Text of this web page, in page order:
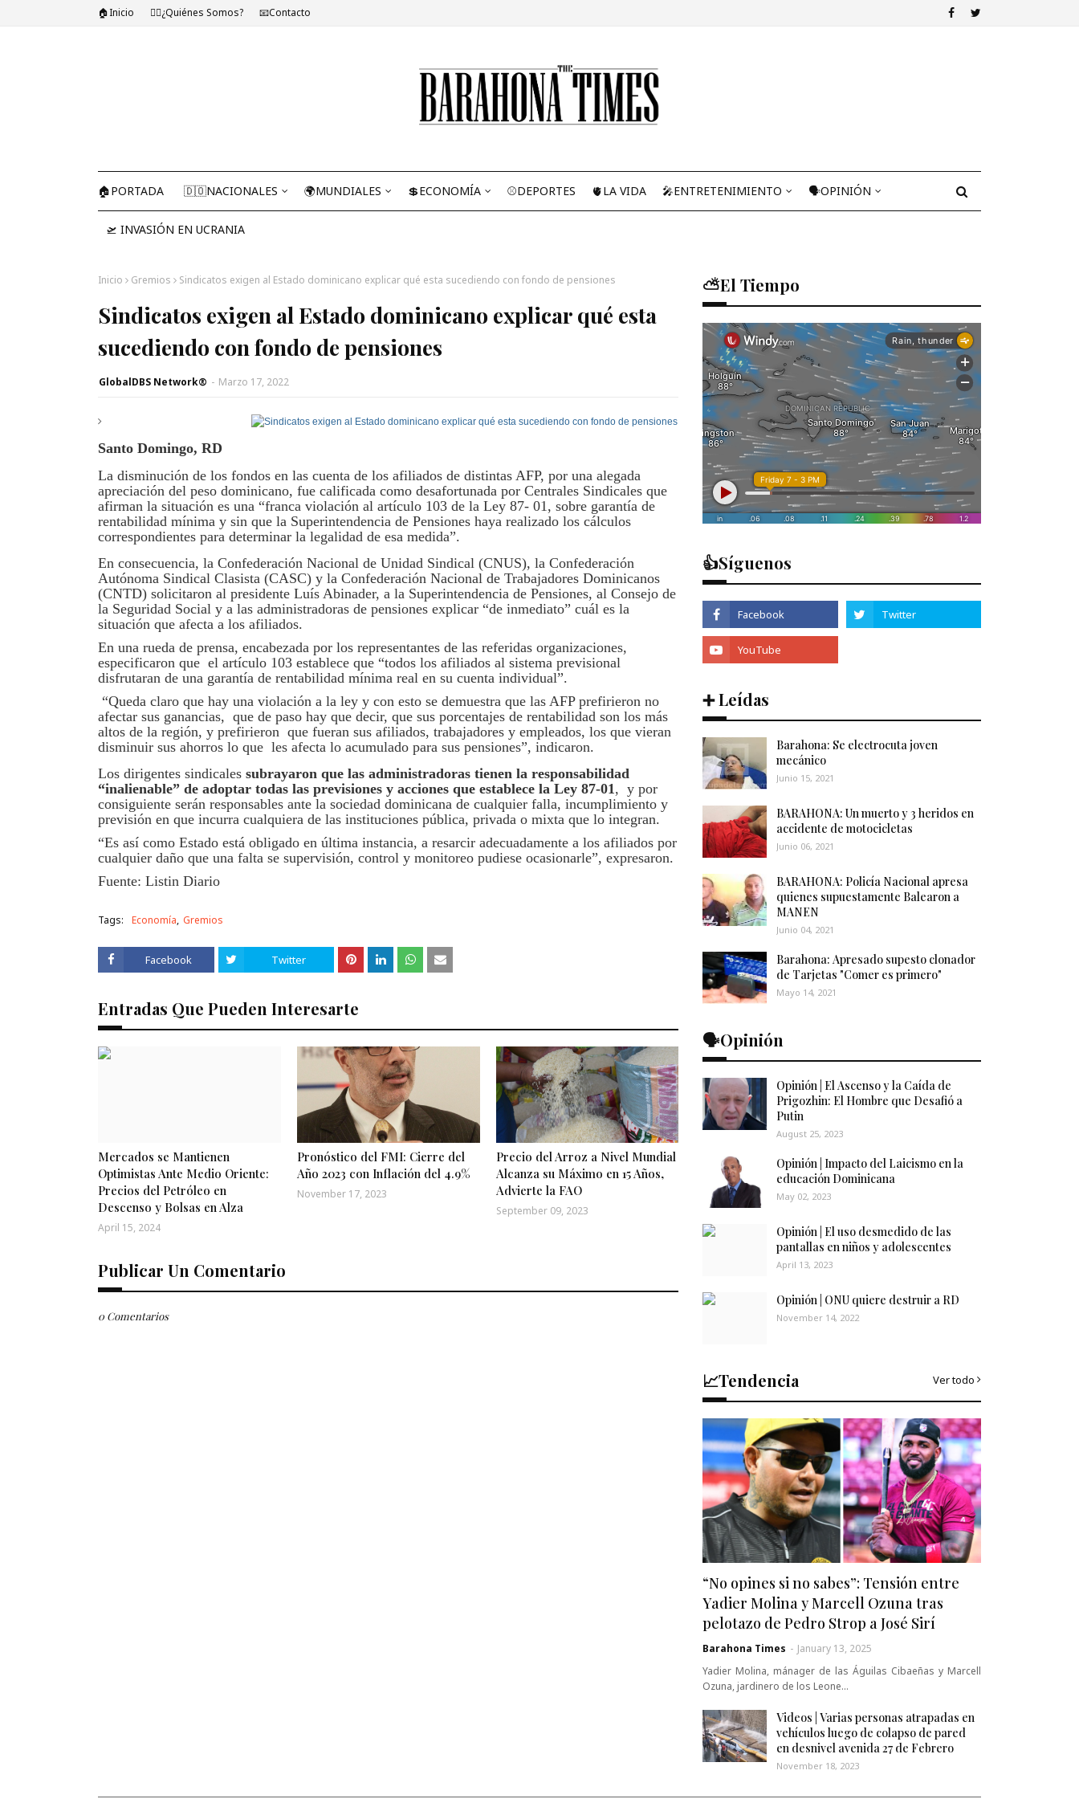
🏠Inicio 🤷‍♂️¿Quiénes Somos? 📧Contacto
🏠PORTADA 🇩🇴NACIONALES 🌍MUNDIALES 💲ECONOMÍA ⚾DEPORTES 🫀LA VIDA 🎤ENTRETENIMIENTO 🗣OPINIÓN
🛫 INVASIÓN EN UCRANIA
Inicio Gremios Sindicatos exigen al Estado dominicano explicar qué esta sucediendo con fondo de pensiones
Sindicatos exigen al Estado dominicano explicar qué esta
sucediendo con fondo de pensiones
GlobalDBS Network® - Marzo 17, 2022
Santo Domingo, RD
La disminución de los fondos en las cuenta de los afiliados de distintas AFP, por una alegada
apreciación del peso dominicano, fue calificada como desafortunada por Centrales Sindicales que
afirman la situación es una “franca violación al artículo 103 de la Ley 87- 01, sobre garantía de
rentabilidad mínima y sin que la Superintendencia de Pensiones haya realizado los cálculos
correspondientes para determinar la legalidad de esa medida”.
En consecuencia, la Confederación Nacional de Unidad Sindical (CNUS), la Confederación
Autónoma Sindical Clasista (CASC) y la Confederación Nacional de Trabajadores Dominicanos
(CNTD) solicitaron al presidente Luís Abinader, a la Superintendencia de Pensiones, al Consejo de
la Seguridad Social y a las administradoras de pensiones explicar “de inmediato” cuál es la
situación que afecta a los afiliados.
En una rueda de prensa, encabezada por los representantes de las referidas organizaciones,
especificaron que el artículo 103 establece que “todos los afiliados al sistema previsional
disfrutaran de una garantía de rentabilidad mínima real en su cuenta individual”.
“Queda claro que hay una violación a la ley y con esto se demuestra que las AFP prefirieron no
afectar sus ganancias, que de paso hay que decir, que sus porcentajes de rentabilidad son los más
altos de la región, y prefirieron que fueran sus afiliados, trabajadores y empleados, los que vieran
disminuir sus ahorros lo que les afecta lo acumulado para sus pensiones”, indicaron.
Los dirigentes sindicales subrayaron que las administradoras tienen la responsabilidad
“inalienable” de adoptar todas las previsiones y acciones que establece la Ley 87-01, y por
consiguiente serán responsables ante la sociedad dominicana de cualquier falla, incumplimiento y
previsión en que incurra cualquiera de las instituciones pública, privada o mixta que lo integran.
“Es así como Estado está obligado en última instancia, a resarcir adecuadamente a los afiliados por
cualquier daño que una falta se supervisión, control y monitoreo pudiese ocasionarle”, expresaron.
Fuente: Listin Diario
Tags: Economía Gremios
Facebook Twitter
Entradas Que Pueden Interesarte
Mercados se Mantienen
Optimistas Ante Medio Oriente:
Precios del Petróleo en
Descenso y Bolsas en Alza
April 15, 2024
Pronóstico del FMI: Cierre del
Año 2023 con Inflación del 4.9%
November 17, 2023
Precio del Arroz a Nivel Mundial
Alcanza su Máximo en 15 Años,
Advierte la FAO
September 09, 2023
Publicar Un Comentario
0 Comentarios
⛅El Tiempo
👍Síguenos
➕ Leídas
Barahona: Se electrocuta joven
mecánico
Junio 15, 2021
BARAHONA: Un muerto y 3 heridos en
accidente de motocicletas
Junio 06, 2021
BARAHONA: Policía Nacional apresa
quienes supuestamente Balearon a
MANEN
Junio 04, 2021
Barahona: Apresado supesto clonador
de Tarjetas "Comer es primero"
Mayo 14, 2021
🗣️Opinión
Opinión | El Ascenso y la Caída de
Prigozhin: El Hombre que Desafió a
Putin
August 25, 2023
Opinión | Impacto del Laicismo en la
educación Dominicana
May 02, 2023
Opinión | El uso desmedido de las
pantallas en niños y adolescentes
April 13, 2023
Opinión | ONU quiere destruir a RD
November 14, 2022
📈Tendencia Ver todo
“No opines si no sabes”: Tensión entre
Yadier Molina y Marcell Ozuna tras
pelotazo de Pedro Strop a José Sirí
Barahona Times - January 13, 2025
Yadier Molina, mánager de las Águilas Cibaeñas y Marcell
Ozuna, jardinero de los Leone…
Videos | Varias personas atrapadas en
vehículos luego de colapso de pared
en desnivel avenida 27 de Febrero
November 18, 2023